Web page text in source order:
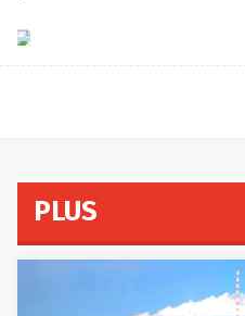
Charleroi
PLUS